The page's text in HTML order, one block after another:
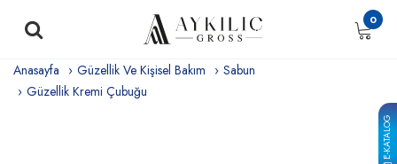
E-KATALOG
0
Anasayfa Güzellik Ve Kişisel Bakım
Sabun
Güzellik Kremi Çubuğu